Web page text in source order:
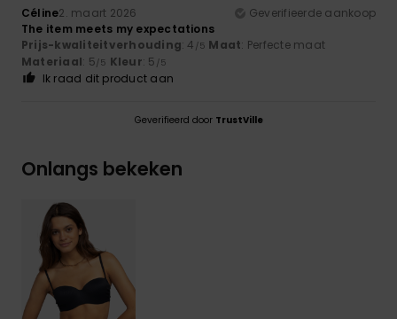
Céline2. maart 2026
Geverifieerde aankoop
The item meets my expectations
Prijs-kwaliteitverhouding: 4 /5 Maat: Perfecte maat
Materiaal: 5/5 Kleur: 5 /5
Ik raad dit product aan
Geverifieerd door TrustVille
Onlangs bekeken